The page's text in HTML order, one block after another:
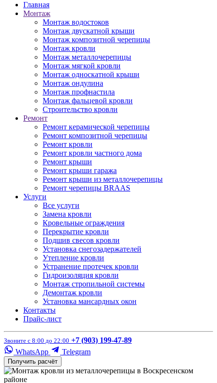
Главная
Монтаж
Монтаж водостоков
Монтаж двускатной крыши
Монтаж композитной черепицы
Монтаж кровли
Монтаж металлочерепицы
Монтаж мягкой кровли
Монтаж односкатной крыши
Монтаж ондулина
Монтаж профнастила
Монтаж фальцевой кровли
Строительство кровли
Ремонт
Ремонт керамической черепицы
Ремонт композитной черепицы
Ремонт кровли
Ремонт кровли частного дома
Ремонт крыши
Ремонт крыши гаража
Ремонт крыши из металлочерепицы
Ремонт черепицы BRAAS
Услуги
Все услуги
Замена кровли
Кровельные ограждения
Перекрытие кровли
Подшив свесов кровли
Установка снегозадержателей
Утепление кровли
Устранение протечек кровли
Гидроизоляция кровли
Монтаж стропильной системы
Демонтаж кровли
Установка мансардных окон
Контакты
Прайс-лист
Звоните с 8:00 до 22:00 +7 (903) 199-47-89
WhatsApp
Telegram
Получить расчёт